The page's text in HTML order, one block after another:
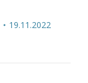
19.11.2022